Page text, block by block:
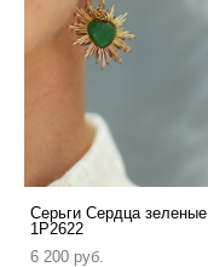
Серьги Сердца зеленые
1P2622
6 200 pуб.